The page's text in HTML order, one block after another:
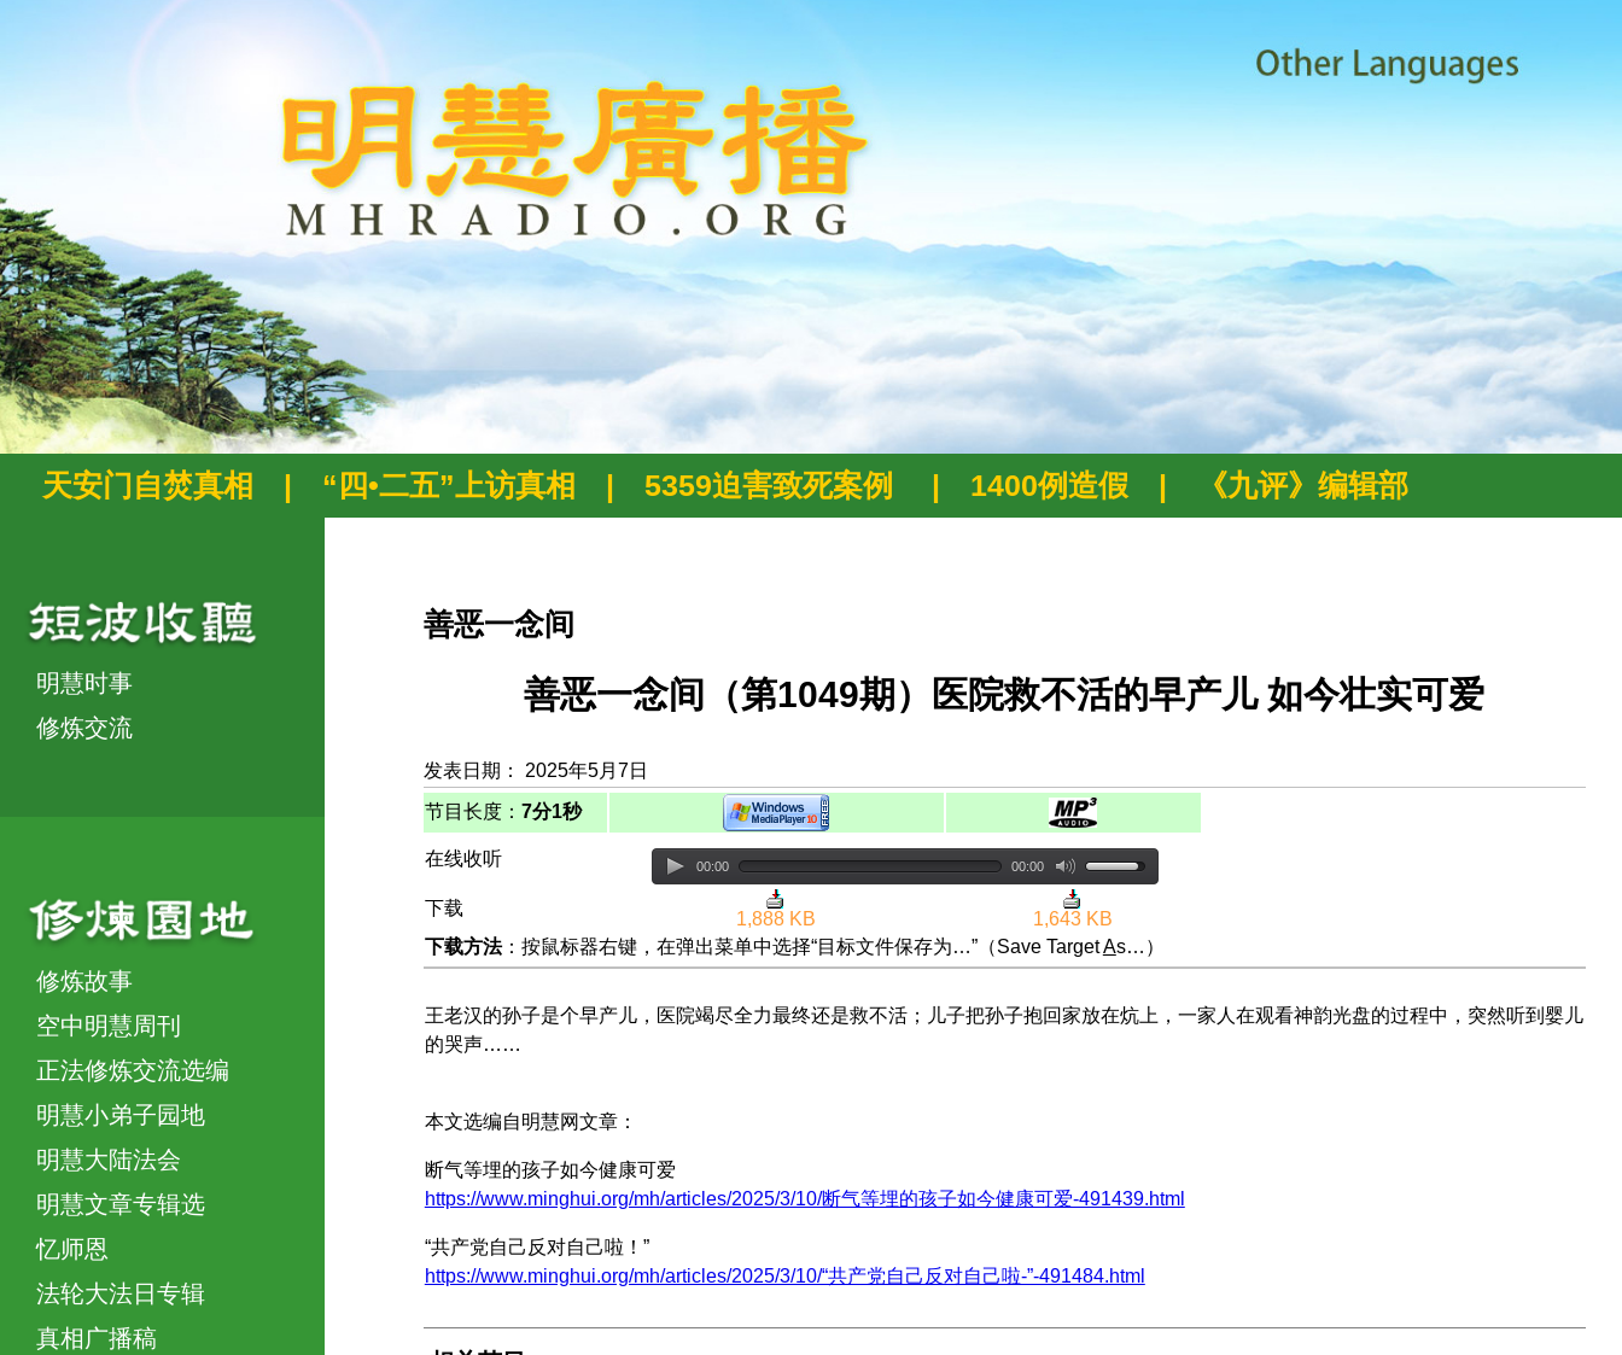
天安门自焚真相 | “四•二五”上访真相 | 5359迫害致死案例 | 1400例造假 | 《九评》编辑部
明慧时事
修炼交流
修炼故事
空中明慧周刊
正法修炼交流选编
明慧小弟子园地
明慧大陆法会
明慧文章专辑选
忆师恩
法轮大法日专辑
真相广播稿
善恶一念间
善恶一念间（第1049期）医院救不活的早产儿 如今壮实可爱
发表日期： 2025年5月7日
节目长度： 7分1秒
在线收听 00:00 00:00
下载
1,888 KB
1,643 KB
下载方法：按鼠标器右键，在弹出菜单中选择“目标文件保存为…”（Save TargetAs…）
王老汉的孙子是个早产儿，医院竭尽全力最终还是救不活；儿子把孙子抱回家放在炕上，一家人在观看神韵光盘的过程中，突然听到婴儿
的哭声……
本文选编自明慧网文章：
断气等埋的孩子如今健康可爱
https://www.minghui.org/mh/articles/2025/3/10/断气等埋的孩子如今健康可爱-491439.html
“共产党自己反对自己啦！”
https://www.minghui.org/mh/articles/2025/3/10/“共产党自己反对自己啦-”-491484.html